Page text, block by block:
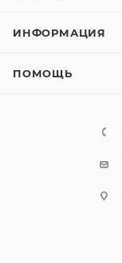
ИНФОРМАЦИЯ
ПОМОЩЬ